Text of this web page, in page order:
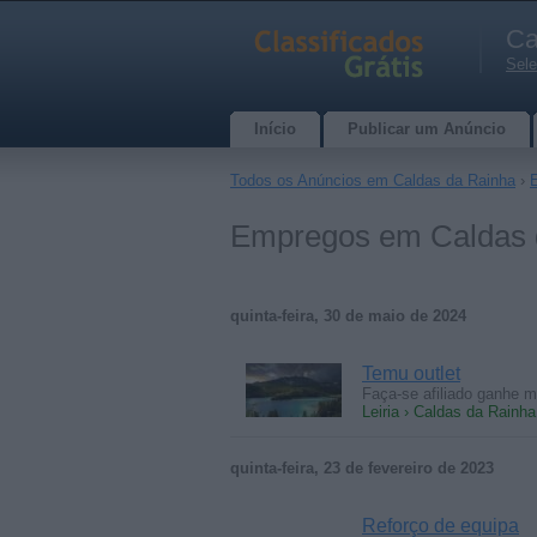
Início Publicar um Anúncio
Todos os Anúncios em Caldas da Rainha ›
Empregos em
quinta-feira, 30 de maio de 2024
Temu outlet
Faça-se afiliado ganhe
Leiria › Caldas da
quinta-feira, 23 de fevereiro de 2023
Reforço de equipa